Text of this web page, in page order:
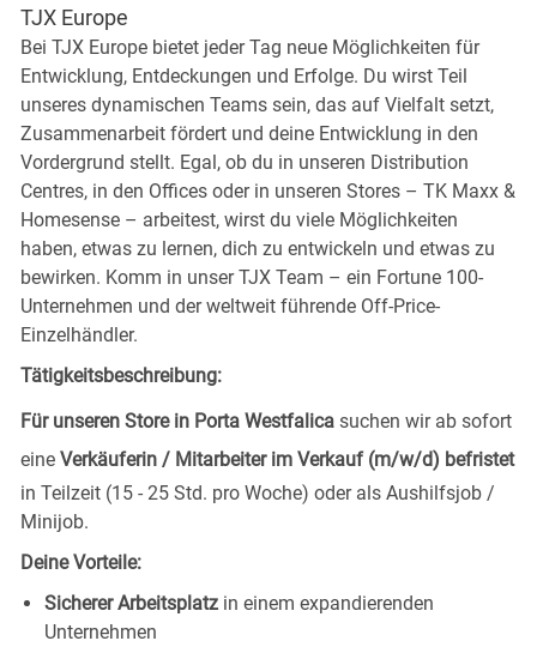
TJX Europe
Bei TJX Europe bietet jeder Tag neue Möglichkeiten für
Entwicklung, Entdeckungen und Erfolge. Du wirst Teil
unseres dynamischen Teams sein, das auf Vielfalt setzt,
Zusammenarbeit fördert und deine Entwicklung in den
Vordergrund stellt. Egal, ob du in unseren Distribution
Centres, in den Offices oder in unseren Stores – TK Maxx &
Homesense – arbeitest, wirst du viele Möglichkeiten
haben, etwas zu lernen, dich zu entwickeln und etwas zu
bewirken. Komm in unser TJX Team – ein Fortune 100-
Unternehmen und der weltweit führende Off-Price-
Einzelhändler.
Tätigkeitsbeschreibung:
Für unseren Store in Porta Westfalica suchen wir ab sofort
eine Verkäuferin / Mitarbeiter im Verkauf (m/w/d) befristet
in Teilzeit (15 - 25 Std. pro Woche) oder als Aushilfsjob /
Minijob.
Deine Vorteile:
Sicherer Arbeitsplatz in einem expandierenden
Unternehmen